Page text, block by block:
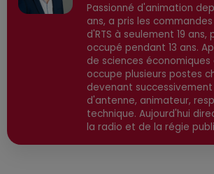
Passionné d'animation
ans, a pris les
d'RTS à seulement 19 ans,
occupé pendant 13 ans.
de sciences économiques
occupe plusieurs postes
devenant
d'antenne, animateur,
technique. Aujourd'hui
la radio et de la régie